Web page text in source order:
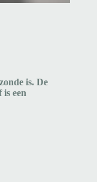
is. De
is een